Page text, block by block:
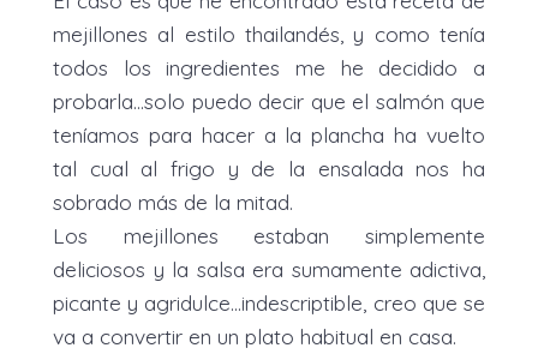
mejillones al estilo thailandés, y como tenía
todos los ingredientes me he decidido a
probarla...solo puedo decir que el salmón que
teníamos para hacer a la plancha ha vuelto
tal cual al frigo y de la ensalada nos ha
sobrado más de la mitad.
Los mejillones estaban simplemente
deliciosos y la salsa era sumamente adictiva,
picante y agridulce...indescriptible, creo que se
va a convertir en un plato habitual en casa.